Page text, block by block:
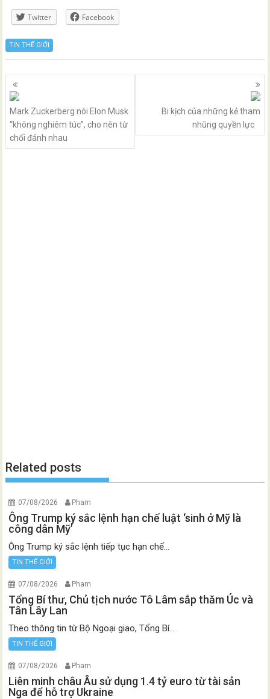
Twitter Facebook
TIN THẾ GIỚI
Posts
navigation
Mark Zuckerberg nói Elon Musk
“không nghiêm túc”, cho nên từ
chối đánh nhau
Bi kịch của những kẻ tham
nhũng quyền lực
Related posts
07/08/2026 Pham
Ông Trump ký sắc lệnh hạn chế luật ‘sinh ở Mỹ là
công dân Mỹ’
Ông Trump ký sắc lệnh tiếp tục hạn chế...
TIN THẾ GIỚI
07/08/2026 Pham
Tổng Bí thư, Chủ tịch nước Tô Lâm sắp thăm Úc và
Tân Lây Lan
Theo thông tin từ Bộ Ngoại giao, Tổng Bí...
TIN THẾ GIỚI
07/08/2026 Pham
Liên minh châu Âu sử dụng 1.4 tỷ euro từ tài sản
Nga để hỗ trợ Ukraine